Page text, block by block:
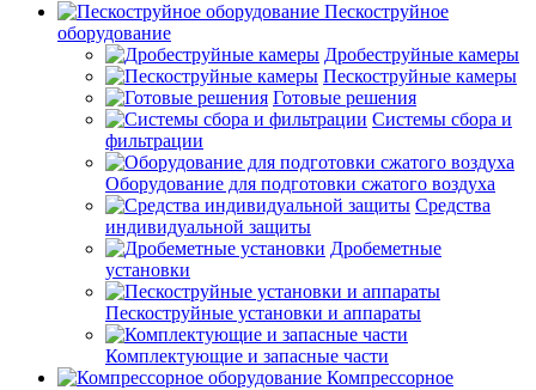
Пескоструйное
оборудование
Дробеструйные камеры
Пескоструйные камеры
Готовые решения
Системы сбора и
фильтрации
Оборудование для подготовки сжатого воздуха
Средства
индивидуальной защиты
Дробеметные
установки
Пескоструйные установки и аппараты
Комплектующие и запасные части
Компрессорное